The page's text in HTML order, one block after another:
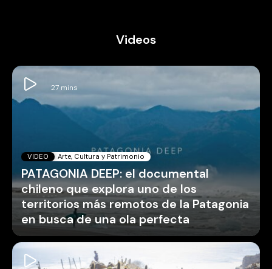
Videos
VIDEO Arte, Cultura y Patrimonio
PATAGONIA DEEP: el documental
chileno que explora uno de los
territorios más remotos de la Patagonia
en busca de una ola perfecta